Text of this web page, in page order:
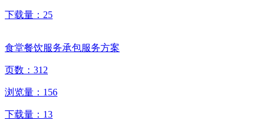
下载量： 25
食堂餐饮服务承包服务方案
页数： 312
浏览量： 156
下载量： 13